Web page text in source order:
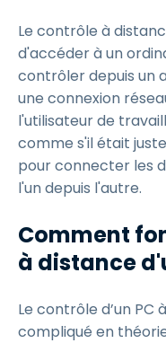
Le contrôle à
d'accéder à un
contrôler depuis un
une connexion
l'utilisateur de
comme s'il était
pour connecter les
l'un depuis l'autre.
Comment
à distance
Le contrôle d’un
compliqué en